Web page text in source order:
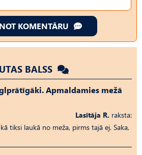
KOMENTĀRU
BALSS
Apmaldamies mežā
Lasītāja R. raksta:
tiksi laukā no meža, pirms tajā ej. Saka,